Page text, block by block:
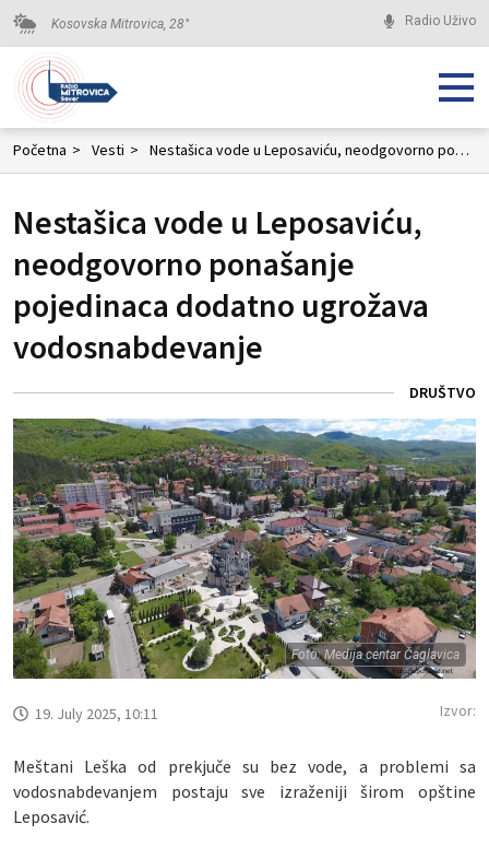
Kosovska Mitrovica, 28° Radio Uživo
Početna > Vesti > Nestašica vode u Leposaviću, neodgovorno ponašanje pojedinaca dodatno ugrožava vodosnabdevanje
Nestašica vode u Leposaviću,
neodgovorno ponašanje
pojedinaca dodatno ugrožava
vodosnabdevanje
DRUŠTVO
Foto: Medija centar Čaglavica
19. July 2025, 10:11 Izvor:
Meštani Leška od prekjuče su bez vode, a problemi sa
vodosnabdevanjem postaju sve izraženiji širom opštine
Leposavić.